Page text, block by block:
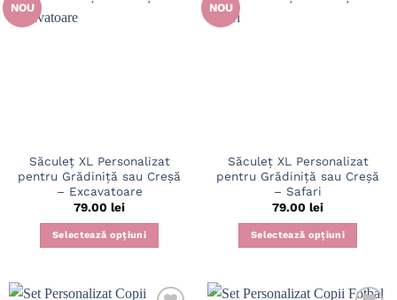
NOU
Săculeț XL Personalizat
pentru Grădiniță sau Creșă
– Excavatoare
79.00 lei
Selectează opțiuni
NOU
Săculeț XL Personalizat
pentru Grădiniță sau Creșă
– Safari
79.00 lei
Selectează opțiuni